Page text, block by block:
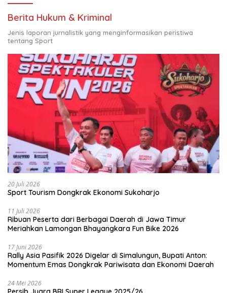
Berita Hukum & Kriminal
Jenis laporan jurnalistik yang menginformasikan peristiwa
tentang Sport
20 Juli 2026
Sport Tourism Dongkrak Ekonomi Sukoharjo
11 Juli 2026
Ribuan Peserta dari Berbagai Daerah di Jawa Timur
Meriahkan Lamongan Bhayangkara Fun Bike 2026
17 Juni 2026
Rally Asia Pasifik 2026 Digelar di Simalungun, Bupati Anton:
Momentum Emas Dongkrak Pariwisata dan Ekonomi Daerah
24 Mei 2026